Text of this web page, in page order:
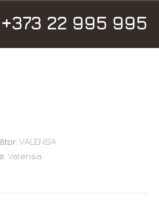
+373 22 995 995
VALENSA
Valensa